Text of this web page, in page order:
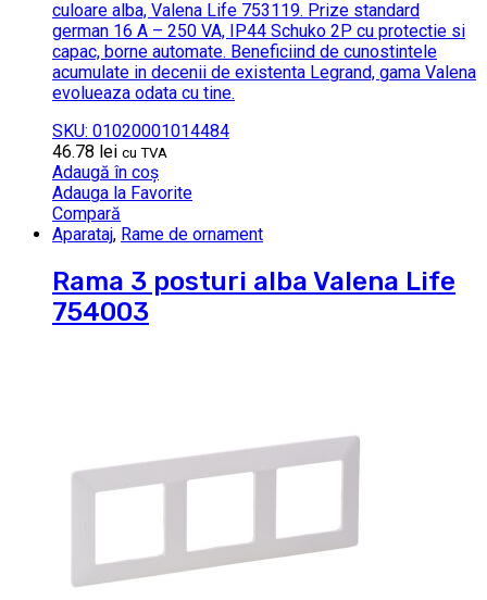
culoare alba, Valena Life 753119. Prize standard
german 16 A – 250 VA, IP44 Schuko 2P cu protectie si
capac, borne automate. Beneficiind de cunostintele
acumulate in decenii de existenta Legrand, gama Valena
evolueaza odata cu tine.
SKU: 01020001014484
46.78 lei cu TVA
Adaugă în coș
Adauga la Favorite
Compară
Aparataj, Rame de ornament
Rama 3 posturi alba Valena Life
754003